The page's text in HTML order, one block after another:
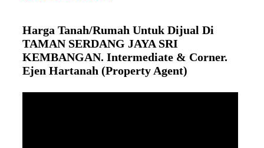
Harga Tanah/Rumah Untuk Dijual Di
TAMAN SERDANG JAYA SRI
KEMBANGAN. Intermediate & Corner.
Ejen Hartanah (Property Agent)